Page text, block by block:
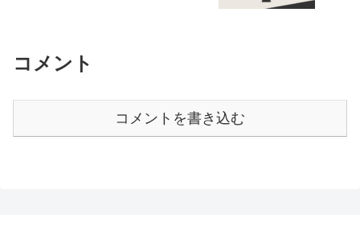
コメント
コメントを書き込む